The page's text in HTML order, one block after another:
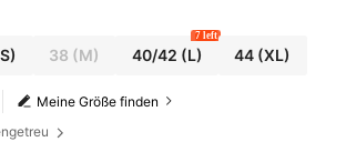
38 (M) 40/42 (L)
7 left
44 (XL)
Meine Größe finden